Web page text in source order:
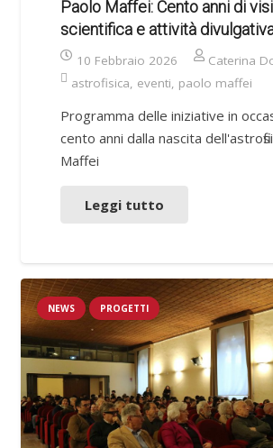
Paolo Maffei: Cento anni di
scientifica e attività
10 Febbraio 2026
Caterina
astrofisica, eventi, paolo maffei
Programma delle iniziative in
cento anni dalla nascita
Maffei
Leggi tutto
NEWS PROGETTI